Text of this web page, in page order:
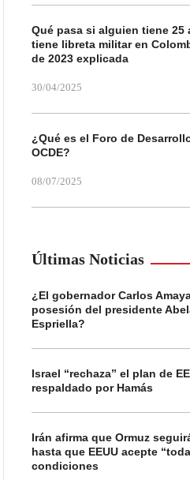
Qué pasa si alguien tiene 25
tiene libreta militar en
de 2023 explicada
30/04/2025
¿Qué es el Foro de
OCDE?
08/07/2025
Últimas Noticias
¿El gobernador Carlos
posesión del presidente
Espriella?
Israel “rechaza” el plan de
respaldado por Hamás
Irán afirma que Ormuz
hasta que EEUU acepte
condiciones